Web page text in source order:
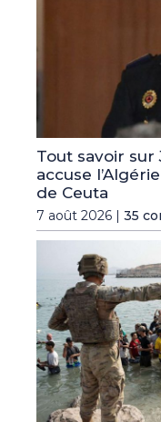
Tout savoir sur
accuse
de Ceuta
7 août 2026 | 35